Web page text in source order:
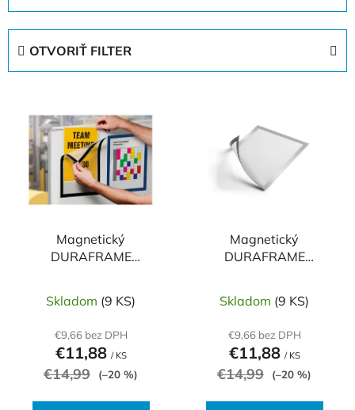
d
OTVORIŤ FILTER
Magnetický
DURAFRAME
Skladom (9 KS)
€9,66 bez DPH
€11,88 / KS
€14,99 (–20 %)
Magnetický
DURAFRAME
Skladom (9 KS)
€9,66 bez DPH
€11,88 / KS
€14,99 (–20 %)